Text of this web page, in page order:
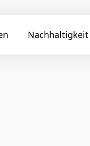
Nachhaltigkeit